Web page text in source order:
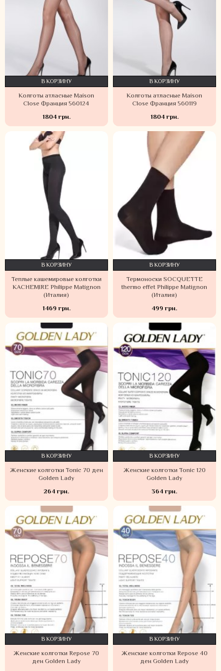
Колготы атласные Maison
Close Франция 560124
1804 грн.
В КОРЗИНУ
Колготы атласные Maison
Close Франция 560119
1804 грн.
В КОРЗИНУ
Теплые кашемировые колготки
KACHEMIRE Philippe Matignon
(Италия)
1469 грн.
В КОРЗИНУ
Термоноски SOCQUETTE
thermo effet Philippe Matignon
(Италия)
499 грн.
В КОРЗИНУ
Женские колготки Tonic 70 ден
Golden Lady
264 грн.
В КОРЗИНУ
Женские колготки Tonic 120
Golden Lady
364 грн.
В КОРЗИНУ
Женские колготки Repose 70
ден Golden Lady
В КОРЗИНУ
Женские колготки Repose 40
ден Golden Lady
В КОРЗИНУ